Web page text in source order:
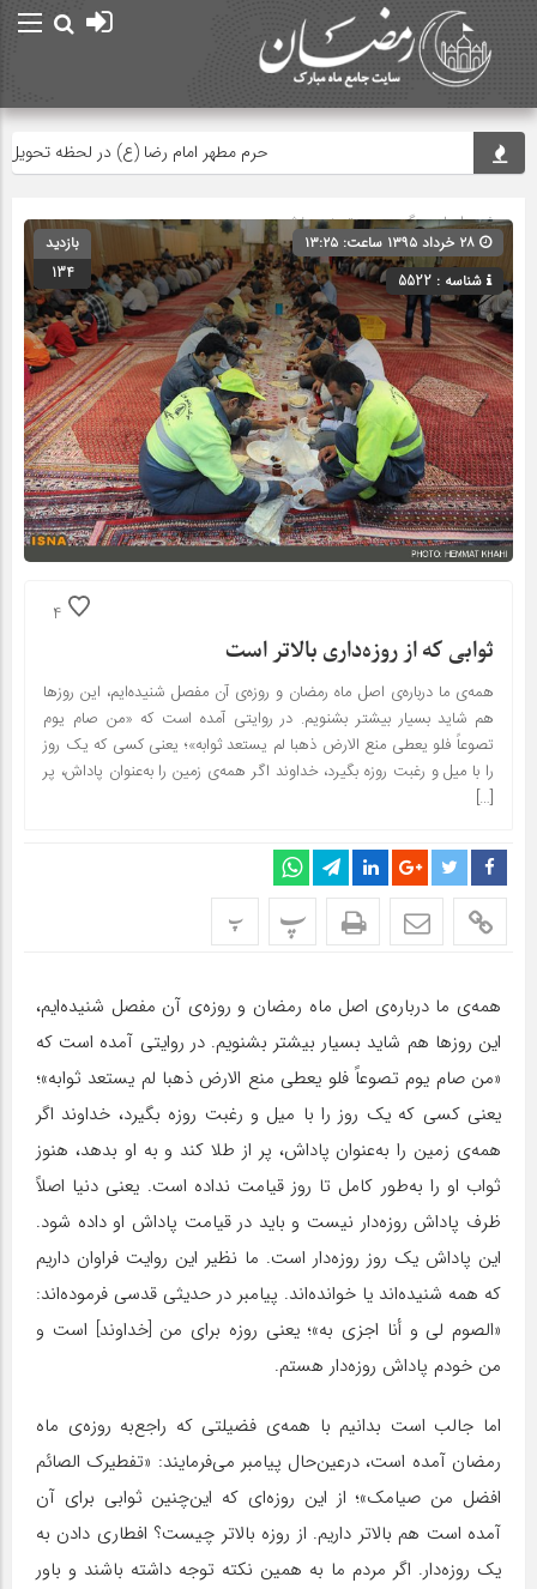
حرم مطهر امام رضا (ع) در لحظه تحویل سال
صفحه اصلی» گروه » دسته‌بندی نشده
شناسه : 5522
بازدید
134
4
ثوابی که از روزه‌داری بالاتر است
همه‌ی ما درباره‌ی اصل ماه رمضان و روزه‌ی آن مفصل شنیده‌ایم، این روزها
هم شاید بسیار بیشتر بشنویم. در روایتی آمده است که «من صام یوم
تصوعاً فلو یعطی منع الارض ذهبا لم یستعد ثوابه»؛ یعنی کسی که یک روز
را با میل و رغبت روزه بگیرد، خداوند اگر همه‌ی زمین را به‌عنوان پاداش، پر
[…]
پ پ
همه‌ی ما درباره‌ی اصل ماه رمضان و روزه‌ی آن مفصل شنیده‌ایم،
این روزها هم شاید بسیار بیشتر بشنویم. در روایتی آمده است که
«من صام یوم تصوعاً فلو یعطی منع الارض ذهبا لم یستعد ثوابه»؛
یعنی کسی که یک روز را با میل و رغبت روزه بگیرد، خداوند اگر
همه‌ی زمین را به‌عنوان پاداش، پر از طلا کند و به او بدهد، هنوز
ثواب او را به‌طور کامل تا روز قیامت نداده است. یعنی دنیا اصلاً
ظرف پاداش روزه‌دار نیست و باید در قیامت پاداش او داده شود.
این پاداش یک روز روزه‌دار است. ما نظیر این روایت فراوان داریم
که همه شنیده‌اند یا خوانده‌اند. پیامبر در حدیثی قدسی فرموده‌اند:
«الصوم لی و أنا اجزی به»؛ یعنی روزه برای من [خداوند] است و
من خودم پاداش روزه‌دار هستم.
اما جالب است بدانیم با همه‌ی فضیلتی که راجع‌به روزه‌ی ماه
رمضان آمده است، درعین‌حال پیامبر می‌فرمایند: «تفطیرک الصائم
افضل من صیامک»؛ از این روزه‌ای که این‌چنین ثوابی برای آن
آمده است هم بالاتر داریم. از روزه بالاتر چیست؟ افطاری دادن به
یک روزه‌دار. اگر مردم ما به همین نکته توجه داشته باشند و باور